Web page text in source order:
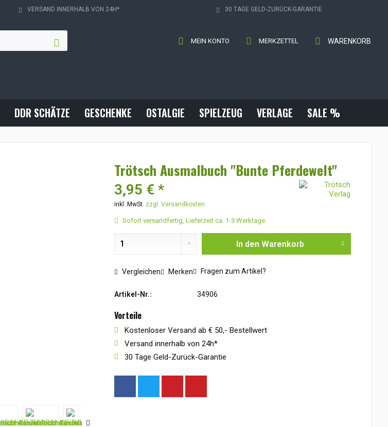
VERSAND INNERHALB VON 24H* 30 TAGE GELD-ZURÜCK-GARANTIE
WARENKORB
MERKZETTEL
MEIN KONTO
DDR SCHÄTZE GESCHENKE OSTALGIE SPIELZEUG VERLAGE SALE %
Trötsch Ausmalbuch "Bunte Pferdewelt"
3,95 € *
inkl. MwSt. zzgl. Versandkosten
Sofort versandfertig, Lieferzeit ca. 1-3 Werktage
In den Warenkorb
Vergleichen Merken Fragen zum Artikel?
Artikel-Nr.: 34906
Vorteile
Kostenloser Versand ab € 50,- Bestellwert
Versand innerhalb von 24h*
30 Tage Geld-Zurück-Garantie